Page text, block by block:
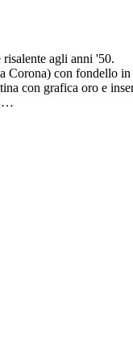
agli anni '50.
Corona) con fondello
con grafica oro e
non logati.
in ottimo stato